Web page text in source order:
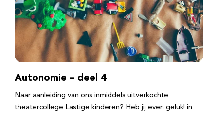
Autonomie – deel 4
Naar aanleiding van ons inmiddels uitverkochte
theatercollege Lastige kinderen? Heb jij even geluk! in